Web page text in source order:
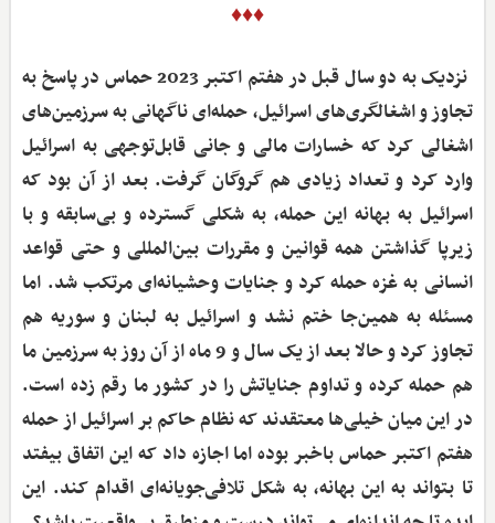
♦♦♦
نزدیک به دو سال قبل در هفتم اکتبر 2023 حماس در پاسخ به
تجاوز و اشغالگری‌های اسرائیل، حمله‌ای ناگهانی به سرزمین‌های
اشغالی کرد که خسارات مالی و جانی قابل‌توجهی به اسرائیل
وارد کرد و تعداد زیادی هم گروگان گرفت. بعد از آن بود که
اسرائیل به بهانه این حمله، به شکلی گسترده و بی‌سابقه و با
زیرپا گذاشتن همه قوانین و مقررات بین‌المللی و حتی قواعد
انسانی به غزه حمله کرد و جنایات وحشیانه‌ای مرتکب شد. اما
مسئله به همین‌جا ختم نشد و اسرائیل به لبنان و سوریه هم
تجاوز کرد و حالا بعد از یک سال و 9 ماه از آن روز به سرزمین ما
هم حمله کرده و تداوم جنایاتش را در کشور ما رقم زده است.
در این میان خیلی‌ها معتقدند که نظام حاکم بر اسرائیل از حمله
هفتم اکتبر حماس باخبر بوده اما اجازه داد که این اتفاق بیفتد
تا بتواند به این بهانه، به شکل تلافی‌جویانه‌ای اقدام کند. این